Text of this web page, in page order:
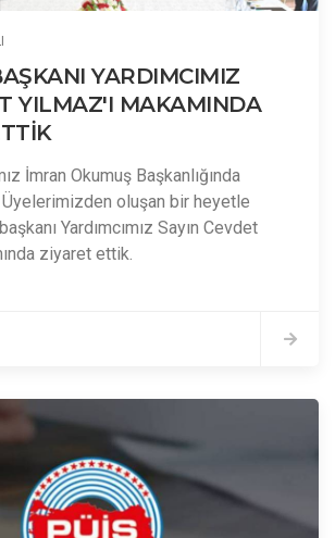
YARDIMCIMIZ
YILMAZ'I MAKAMINDA
İmran Okumuş Başkanlığında
oluşan bir heyetle
Yardımcımız Sayın Cevdet
ziyaret ettik.